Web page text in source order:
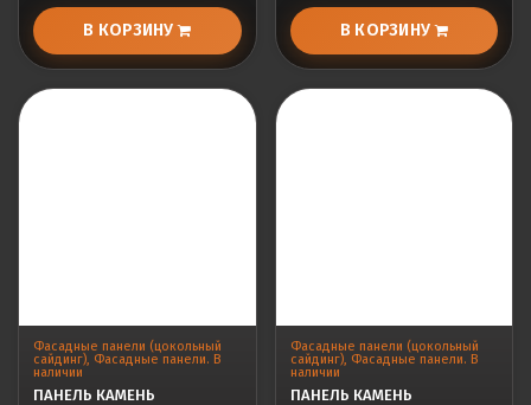
В КОРЗИНУ В КОРЗИНУ
Фасадные панели (цокольный
сайдинг) Фасадные панели. В
наличии
ПАНЕЛЬ КАМЕНЬ
Фасадные панели (цокольный
сайдинг), Фасадные панели. В
наличии
ПАНЕЛЬ КАМЕНЬ